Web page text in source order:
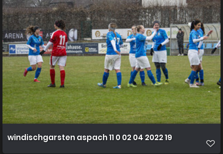
windischgarsten aspach 11 0 02 04 2022 19